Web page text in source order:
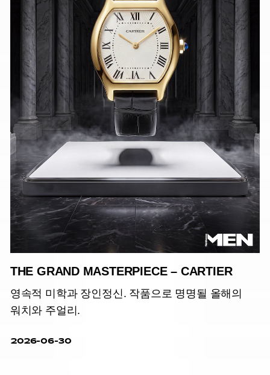
THE GRAND MASTERPIECE – CARTIER
영속적 미학과 장인정신. 작품으로 명명될 올해의
워치와 주얼리.
2026-06-30